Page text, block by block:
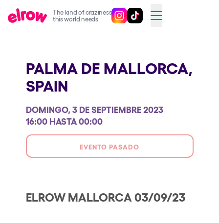
The kind of craziness
this world needs
Sigue @elrowofficial en
Sigue @elrowofficial en
SWITCH TO ENGLISH
elrow Ibiza x [UNVRS] 2026
elrow Town 2026
Snowrow Festival 2026
elrow Island 2026
elrow Shop
Espectáculos
Music
PALMA DE MALLORCA,
SPAIN
DOMINGO, 3 DE SEPTIEMBRE 2023
16:00 HASTA 00:00
EVENTO PASADO
ELROW MALLORCA 03/09/23